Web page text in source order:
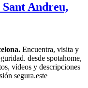
Andreu,
Encuentra, visita y
desde spotahome,
vídeos y descripciones
segura.este